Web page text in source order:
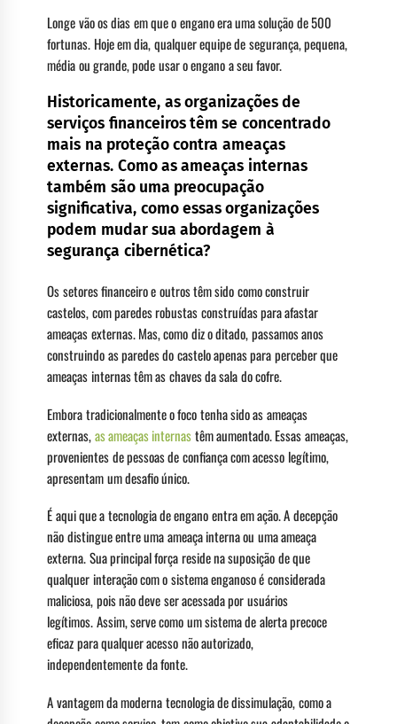
Longe vão os dias em que o engano era uma solução de 500
fortunas. Hoje em dia, qualquer equipe de segurança, pequena,
média ou grande, pode usar o engano a seu favor.
Historicamente, as organizações de
serviços financeiros têm se concentrado
mais na proteção contra ameaças
externas. Como as ameaças internas
também são uma preocupação
significativa, como essas organizações
podem mudar sua abordagem à
segurança cibernética?
Os setores financeiro e outros têm sido como construir
castelos, com paredes robustas construídas para afastar
ameaças externas. Mas, como diz o ditado, passamos anos
construindo as paredes do castelo apenas para perceber que
ameaças internas têm as chaves da sala do cofre.
Embora tradicionalmente o foco tenha sido as ameaças
externas,as ameaças internastêm aumentado. Essas ameaças,
provenientes de pessoas de confiança com acesso legítimo,
apresentam um desafio único.
É aqui que a tecnologia de engano entra em ação. A decepção
não distingue entre uma ameaça interna ou uma ameaça
externa. Sua principal força reside na suposição de que
qualquer interação com o sistema enganoso é considerada
maliciosa, pois não deve ser acessada por usuários
legítimos. Assim, serve como um sistema de alerta precoce
eficaz para qualquer acesso não autorizado,
independentemente da fonte.
A vantagem da moderna tecnologia de dissimulação, como a